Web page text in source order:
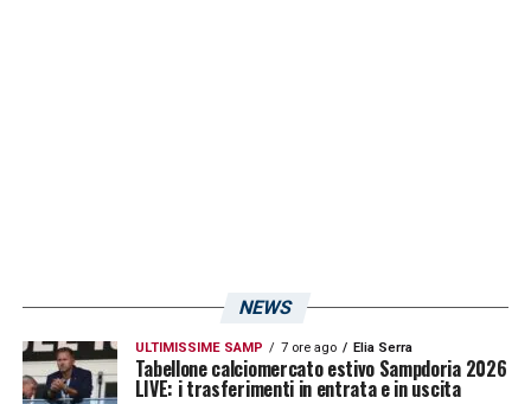
NEWS
ULTIMISSIME SAMP 7 ore ago Elia Serra
Tabellone calciomercato estivo Sampdoria 2026
LIVE: i trasferimenti in entrata e in uscita